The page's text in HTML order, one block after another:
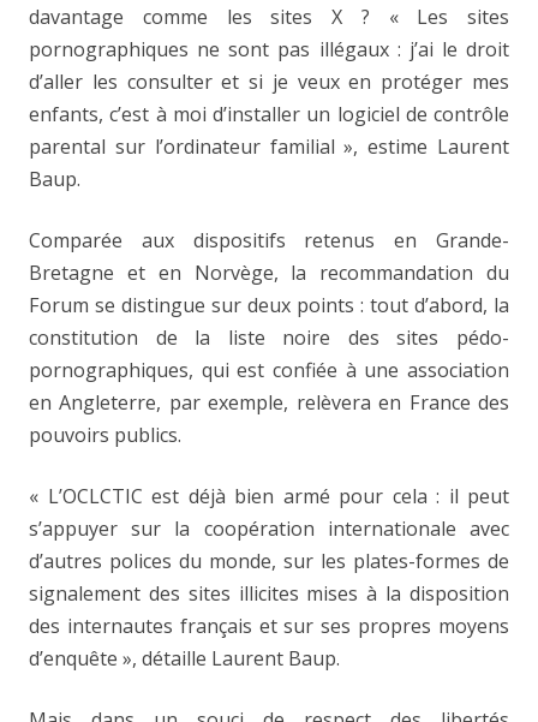
davantage comme les sites X ? « Les sites
pornographiques ne sont pas illégaux : j’ai le droit
d’aller les consulter et si je veux en protéger mes
enfants, c’est à moi d’installer un logiciel de contrôle
parental sur l’ordinateur familial », estime Laurent
Baup.
Comparée aux dispositifs retenus en Grande-
Bretagne et en Norvège, la recommandation du
Forum se distingue sur deux points : tout d’abord, la
constitution de la liste noire des sites pédo-
pornographiques, qui est confiée à une association
en Angleterre, par exemple, relèvera en France des
pouvoirs publics.
« L’OCLCTIC est déjà bien armé pour cela : il peut
s’appuyer sur la coopération internationale avec
d’autres polices du monde, sur les plates-formes de
signalement des sites illicites mises à la disposition
des internautes français et sur ses propres moyens
d’enquête », détaille Laurent Baup.